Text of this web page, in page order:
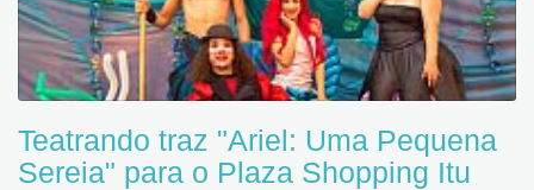
Teatrando traz "Ariel: Uma Pequena
Sereia" para o Plaza Shopping Itu